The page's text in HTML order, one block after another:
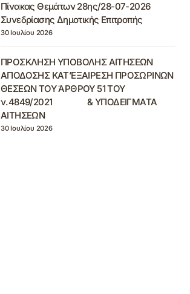
Πίνακας Θεμάτων 28ης/28-07-2026
Συνεδρίασης Δημοτικής Επιτροπής
30 Ιουλίου 2026
ΠΡΟΣΚΛΗΣΗ ΥΠΟΒΟΛΗΣ ΑΙΤΗΣΕΩΝ
ΑΠΟΔΟΣΗΣ ΚΑΤ’ΕΞΑΙΡΕΣΗ ΠΡΟΣΩΡΙΝΩΝ
ΘΕΣΕΩΝ ΤΟΥ ΆΡΘΡΟΥ 51 ΤΟΥ
ν.4849/2021 & ΥΠΟΔΕΙΓΜΑΤΑ
ΑΙΤΗΣΕΩΝ
30 Ιουλίου 2026